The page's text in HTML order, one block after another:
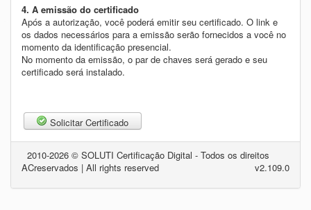
4. A emissão do certificado
Após a autorização, você poderá emitir seu certificado. O link e
os dados necessários para a emissão serão fornecidos a você no
momento da identificação presencial.
No momento da emissão, o par de chaves será gerado e seu
certificado será instalado.
Solicitar Certificado
2010-2026 © SOLUTI Certificação Digital - Todos os direitos
reservados | All rights reserved
v2.109.0
AC